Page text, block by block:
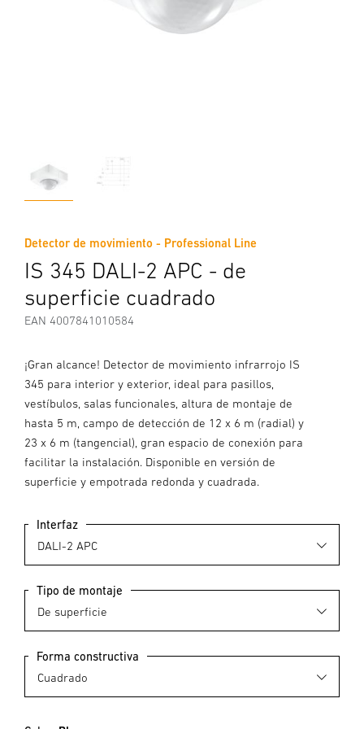
Detector de movimiento - Professional Line
IS 345 DALI-2 APC - de
superficie cuadrado
EAN 4007841010584
¡Gran alcance! Detector de movimiento infrarrojo IS
345 para interior y exterior, ideal para pasillos,
vestíbulos, salas funcionales, altura de montaje de
hasta 5 m, campo de detección de 12 x 6 m (radial) y
23 x 6 m (tangencial), gran espacio de conexión para
facilitar la instalación. Disponible en versión de
superficie y empotrada redonda y cuadrada.
Interfaz
Tipo de montaje
Forma constructiva